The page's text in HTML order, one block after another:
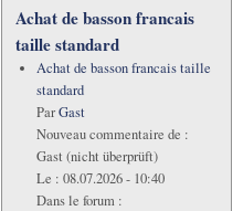
Achat de basson francais
taille standard
Achat de basson francais taille
standard
ParGast
Nouveau commentaire de :
Gast (nicht überprüft)
Le : 08.07.2026 - 10:40
Dans le forum :